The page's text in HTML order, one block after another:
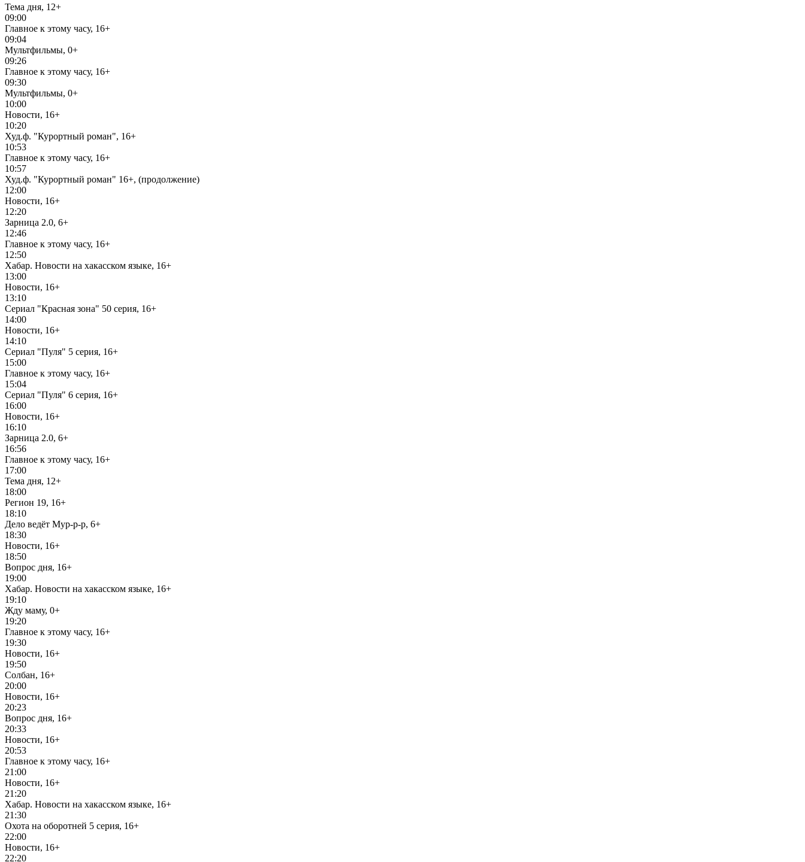
Тема дня, 12+
09:00
Главное к этому часу, 16+
09:04
Мультфильмы, 0+
09:26
Главное к этому часу, 16+
09:30
Мультфильмы, 0+
10:00
Новости, 16+
10:20
Худ.ф. "Курортный роман", 16+
10:53
Главное к этому часу, 16+
10:57
Худ.ф. "Курортный роман" 16+, (продолжение)
12:00
Новости, 16+
12:20
Зарница 2.0, 6+
12:46
Главное к этому часу, 16+
12:50
Хабар. Новости на хакасском языке, 16+
13:00
Новости, 16+
13:10
Сериал "Красная зона" 50 серия, 16+
14:00
Новости, 16+
14:10
Сериал "Пуля" 5 серия, 16+
15:00
Главное к этому часу, 16+
15:04
Сериал "Пуля" 6 серия, 16+
16:00
Новости, 16+
16:10
Зарница 2.0, 6+
16:56
Главное к этому часу, 16+
17:00
Тема дня, 12+
18:00
Регион 19, 16+
18:10
Дело ведёт Мур-р-р, 6+
18:30
Новости, 16+
18:50
Вопрос дня, 16+
19:00
Хабар. Новости на хакасском языке, 16+
19:10
Жду маму, 0+
19:20
Главное к этому часу, 16+
19:30
Новости, 16+
19:50
Солбан, 16+
20:00
Новости, 16+
20:23
Вопрос дня, 16+
20:33
Новости, 16+
20:53
Главное к этому часу, 16+
21:00
Новости, 16+
21:20
Хабар. Новости на хакасском языке, 16+
21:30
Охота на оборотней 5 серия, 16+
22:00
Новости, 16+
22:20